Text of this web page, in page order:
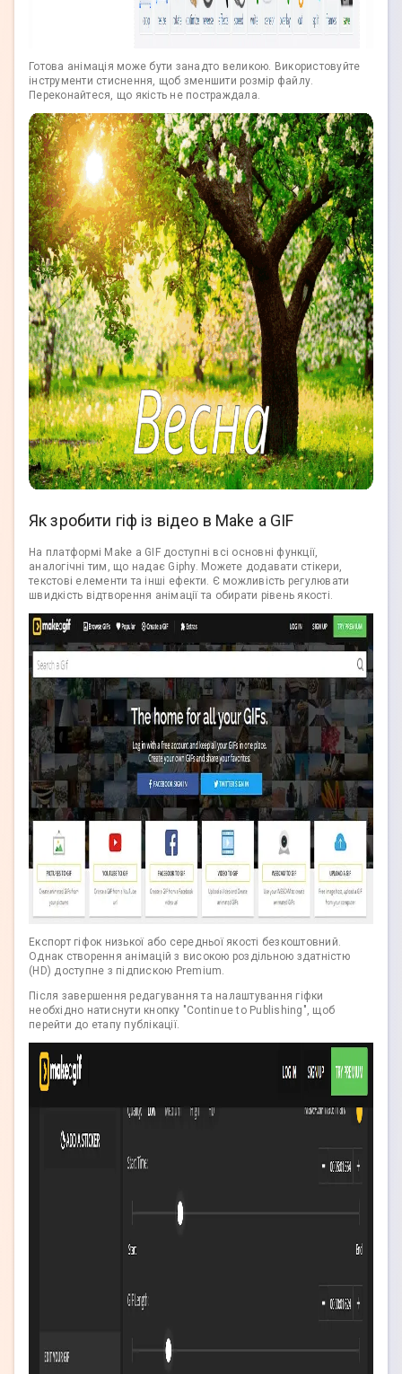
Готова анімація може бути занадто великою. Використовуйте
інструменти стиснення, щоб зменшити розмір файлу.
Переконайтеся, що якість не постраждала.
Як зробити гіф із відео в Make a GIF
На платформі Make a GIF доступні всі основні функції,
аналогічні тим, що надає Giphy. Можете додавати стікери,
текстові елементи та інші ефекти. Є можливість регулювати
швидкість відтворення анімації та обирати рівень якості.
Експорт гіфок низької або середньої якості безкоштовний.
Однак створення анімацій з високою роздільною здатністю
(HD) доступне з підпискою Premium.
Після завершення редагування та налаштування гіфки
необхідно натиснути кнопку "Continue to Publishing", щоб
перейти до етапу публікації.